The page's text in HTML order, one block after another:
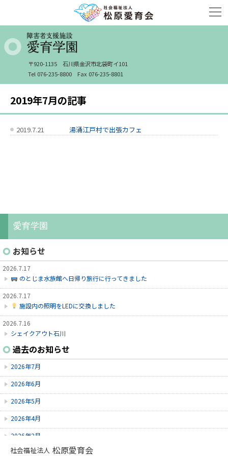
〒920-1135
石川県金沢市北袋町イ101
Tel 076-235-8800
Fax 076-235-8801
2019年7月の記事
2019.7.21 湯涌江戸村で出張カフェ
お知らせ
2026.7.17
のとじま水族館へ日帰り旅行に行ってきました
2026.7.17
施設内の照明をLEDに交換しました
2026.7.16
シェイクアウト石川
2026.7.9
6/9～6/28にゆずオレンジ周年祭がありました。
2026.7.9
赤しそを使ってジュースを作りました！
過去のお知らせ
2026年7月
2026年6月
2026年5月
2026年4月
2026年2月
2026年1月
社会福祉法人 松原愛育会